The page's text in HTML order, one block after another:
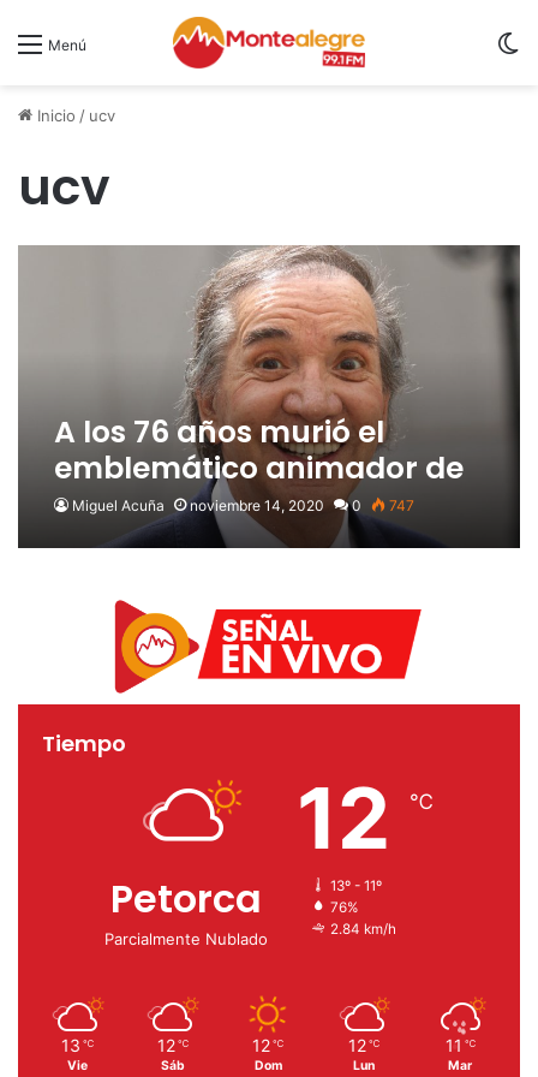
Menú
Inicio / ucv
ucv
A los 76 años murió el
emblemático animador de
TV y locutor Julio Videla
Miguel Acuña noviembre 14, 2020 0 747
Tiempo
Petorca
Parcialmente Nublado
12 ℃
13º - 11º
76%
2.84 km/h
13 ℃
Vie
12 ℃
Sáb
12 ℃
Dom
12 ℃
Lun
11 ℃
Mar